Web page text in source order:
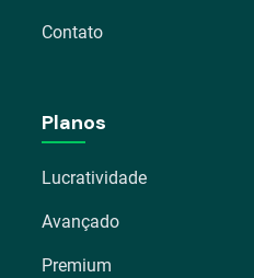
Contato
Planos
Lucratividade
Avançado
Premium